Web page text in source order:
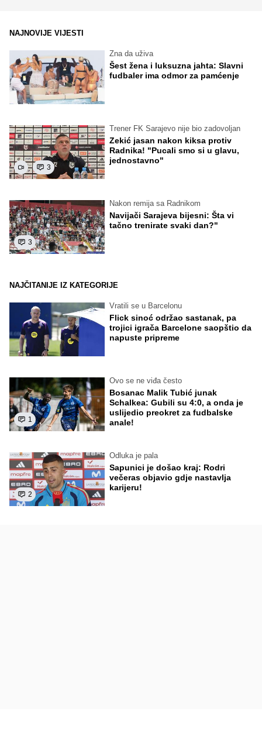
NAJNOVIJE VIJESTI
Zna da uživa
Šest žena i luksuzna jahta: Slavni
fudbaler ima odmor za pamćenje
3
Trener FK Sarajevo nije bio zadovoljan
Zekić jasan nakon kiksa protiv
Radnika! "Pucali smo si u glavu,
jednostavno"
3
Nakon remija sa Radnikom
Navijači Sarajeva bijesni: Šta vi
tačno trenirate svaki dan?"
NAJČITANIJE IZ KATEGORIJE
Vratili se u Barcelonu
Flick sinoć održao sastanak, pa
trojici igrača Barcelone saopštio da
napuste pripreme
1
Ovo se ne viđa često
Bosanac Malik Tubić junak
Schalkea: Gubili su 4:0, a onda je
uslijedio preokret za fudbalske
anale!
2
Odluka je pala
Sapunici je došao kraj: Rodri
večeras objavio gdje nastavlja
karijeru!